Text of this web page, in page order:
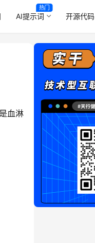
AI提示词
热门
开源代码
血淋